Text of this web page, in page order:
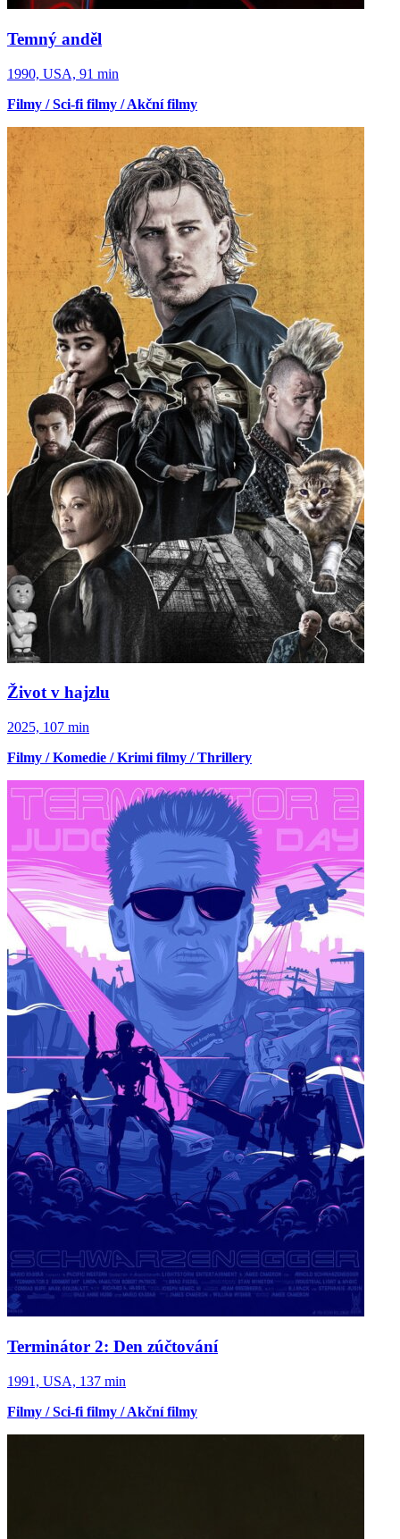
Temný anděl
1990, USA, 91 min
Filmy / Sci-fi filmy / Akční filmy
Život v hajzlu
2025, 107 min
Filmy / Komedie / Krimi filmy / Thrillery
Terminátor 2: Den zúčtování
1991, USA, 137 min
Filmy / Sci-fi filmy / Akční filmy